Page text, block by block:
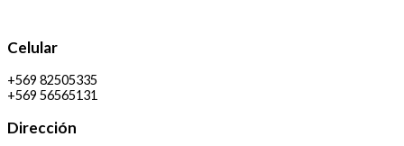
Celular
+569 82505335
+569 56565131
Dirección